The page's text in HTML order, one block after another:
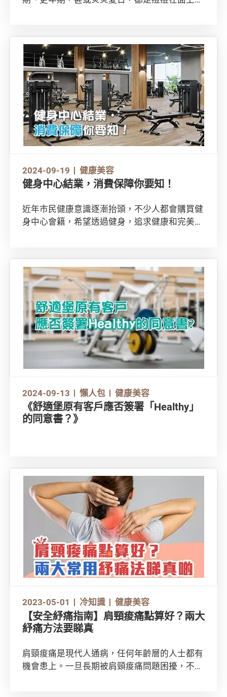
多各式各樣的暗瘡貼，我們該如何選擇？今天就
來逐一解構。
2024-09-19 健康美容
健身中心結業，消費保障你要知！
近年市民健康意識逐漸抬頭，不少人都會購買健
身中心會籍，希望透過健身，追求健康和完美體
中心的營運模式普遍涉及預繳式消費，萬一遇上
健身中心結業，消費者該如何保障自己的權益？
2024-09-13 懶人包 健康美容
《舒適堡原有客戶應否簽署「Healthy」
的同意書？》
2023-05-01 冷知識 健康美容
【安全紓痛指南】肩頸痠痛點算好？兩大
紓痛方法要睇真
肩頸痠痛是現代人通病，任何年齡層的人士都有
機會患上。一旦長期被肩頸痠痛問題困擾，不僅